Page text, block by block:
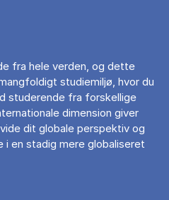
fra hele verden, og dette
studiemiljø, hvor du
studerende fra forskellige
dimension giver
dit globale perspektiv og
i en stadig mere globaliseret